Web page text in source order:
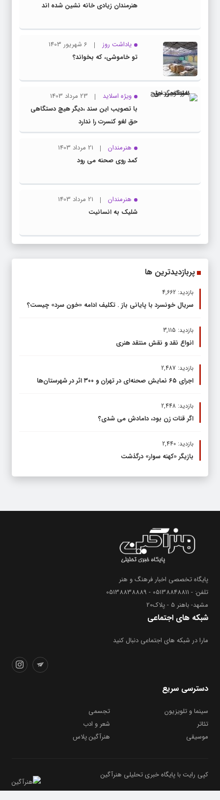
هنرمندان زیادی خانه نشین شده اند
یاداشت روز
6 شهریور 1403
تو خاموشی، که بخواند؟
ویژه اسلاید
23 مرداد 1403
با تصویب این سند ،دیگر هیچ دستگاهی
حق لغو کنسرت را ندارد
هنرمندان
21 مرداد 1403
کمد روی صحنه می رود
هنرمندان
21 مرداد 1403
شلیک به انسانیت
پربازدیدترین ها
بازدید: 4,662
سریال خونسرد با پایانی باز . تکلیف ادامه «خون سرد» چیست؟
بازدید: 3,115
انواع نقد و نقش منتقد هنری
بازدید: 2,487
اجرای ۶۵ نمایش صحنه‌ای در تهران و ۳۰۰ اثر در شهرستان‌ها
بازدید: 2,448
اگر قنات زن بود، دامادش می شدی؟
بازدید: 2,440
بازیگر «کهنه سوار» درگذشت
پایگاه تخصصی اخبار فرهنگ و هنر
تلفن: - 05138848811 - 05138838889
مشهد- باهنر 5 - پلاک20
شبکه های اجتماعی
مارا در شبکه های اجتماعی دنبال کنید
دسترسی سریع
سینما و تلویزیون
تجسمی
تئاتر
شعر و ادب
موسیقی
هنرآگین پلاس
کپی رایت با پایگاه خبری تحلیلی هنرآگین